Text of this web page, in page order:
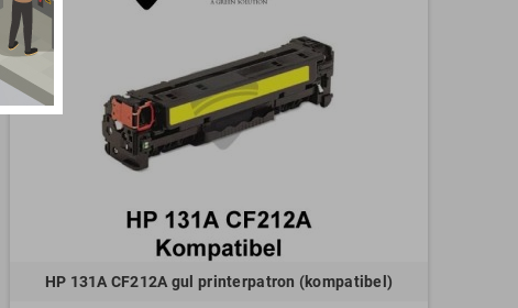
HP 131A CF212A gul printerpatron (kompatibel)